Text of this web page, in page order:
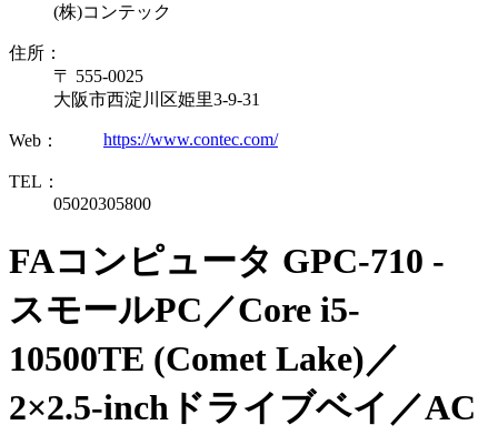
(株)コンテック
住所：
〒 555-0025
大阪市西淀川区姫里3-9-31
Web： https://www.contec.com/
TEL：
05020305800
FAコンピュータ GPC-710 -
スモールPC／Core i5-
10500TE (Comet Lake)／
2×2.5-inchドライブベイ／AC